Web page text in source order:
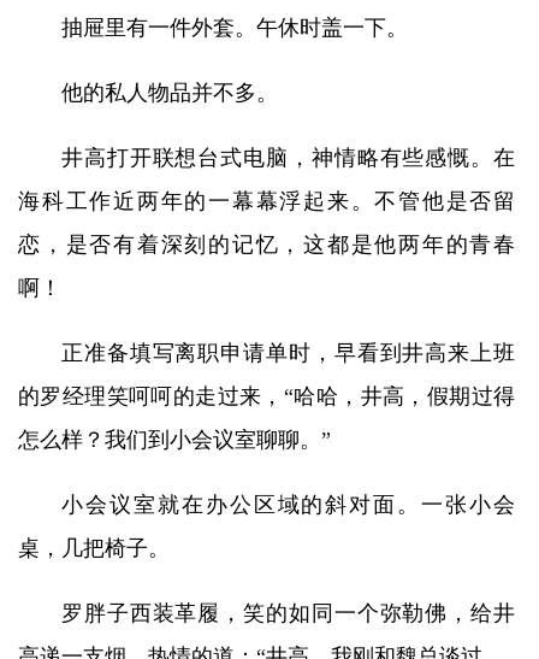
抽屉里有一件外套。午休时盖一下。
他的私人物品并不多。
井高打开联想台式电脑，神情略有些感慨。在
海科工作近两年的一幕幕浮起来。不管他是否留
恋，是否有着深刻的记忆，这都是他两年的青春
啊！
正准备填写离职申请单时，早看到井高来上班
的罗经理笑呵呵的走过来，“哈哈，井高，假期过得
怎么样？我们到小会议室聊聊。”
小会议室就在办公区域的斜对面。一张小会
桌，几把椅子。
罗胖子西装革履，笑的如同一个弥勒佛，给井